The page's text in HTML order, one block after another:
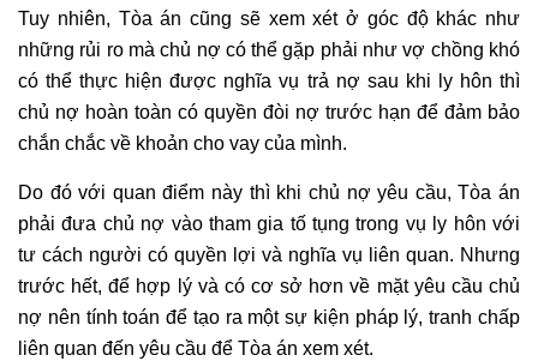
Tuy nhiên, Tòa án cũng sẽ xem xét ở góc độ khác như
những rủi ro mà chủ nợ có thể gặp phải như vợ chồng khó
có thể thực hiện được nghĩa vụ trả nợ sau khi ly hôn thì
chủ nợ hoàn toàn có quyền đòi nợ trước hạn để đảm bảo
chắn chắc về khoản cho vay của mình.
Do đó với quan điểm này thì khi chủ nợ yêu cầu, Tòa án
phải đưa chủ nợ vào tham gia tố tụng trong vụ ly hôn với
tư cách người có quyền lợi và nghĩa vụ liên quan. Nhưng
trước hết, để hợp lý và có cơ sở hơn về mặt yêu cầu chủ
nợ nên tính toán để tạo ra một sự kiện pháp lý, tranh chấp
liên quan đến yêu cầu để Tòa án xem xét.